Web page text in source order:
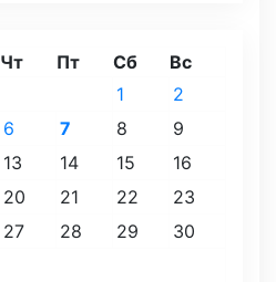
Чт Пт Сб Вс
1
2
6 7 8
9
13 14 15
16
20 21 22
23
27 28 29
30